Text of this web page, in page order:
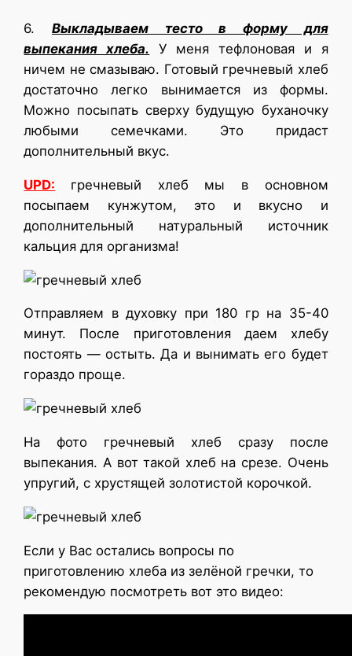
6.Выкладываем тесто в форму для
выпекания хлеба. У меня тефлоновая и я
ничем не смазываю. Готовый гречневый хлеб
достаточно легко вынимается из формы.
Можно посыпать сверху будущую буханочку
любыми семечками. Это придаст
дополнительный вкус.
UPD:
гречневый хлеб мы в основном
посыпаем кунжутом, это и вкусно и
дополнительный натуральный источник
кальция для организма!
Отправляем в духовку при 180 гр на 35-40
минут. После приготовления даем хлебу
постоять — остыть. Да и вынимать его будет
гораздо проще.
На фото гречневый хлеб сразу после
выпекания. А вот такой хлеб на срезе. Очень
упругий, с хрустящей золотистой корочкой.
Если у Вас остались вопросы по
приготовлению хлеба из зелёной гречки, то
рекомендую посмотреть вот это видео: